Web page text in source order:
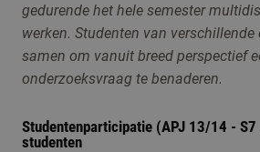
gedurende het hele semester
werken. Studenten van
samen om vanuit breed perspectief
onderzoeksvraag te benaderen.
Studentenparticipatie (APJ 13/14 -
studenten